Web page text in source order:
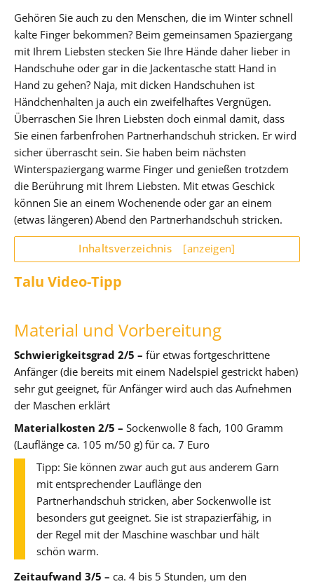
Gehören Sie auch zu den Menschen, die im Winter schnell
kalte Finger bekommen? Beim gemeinsamen Spaziergang
mit Ihrem Liebsten stecken Sie Ihre Hände daher lieber in
Handschuhe oder gar in die Jackentasche statt Hand in
Hand zu gehen? Naja, mit dicken Handschuhen ist
Händchenhalten ja auch ein zweifelhaftes Vergnügen.
Überraschen Sie Ihren Liebsten doch einmal damit, dass
Sie einen farbenfrohen Partnerhandschuh stricken. Er wird
sicher überrascht sein. Sie haben beim nächsten
Winterspaziergang warme Finger und genießen trotzdem
die Berührung mit Ihrem Liebsten. Mit etwas Geschick
können Sie an einem Wochenende oder gar an einem
(etwas längeren) Abend den Partnerhandschuh stricken.
Inhaltsverzeichnis [anzeigen]
Talu Video-Tipp
Material und Vorbereitung
Schwierigkeitsgrad 2/5 – für etwas fortgeschrittene
Anfänger (die bereits mit einem Nadelspiel gestrickt haben)
sehr gut geeignet, für Anfänger wird auch das Aufnehmen
der Maschen erklärt
Materialkosten 2/5 – Sockenwolle 8 fach, 100 Gramm
(Lauflänge ca. 105 m/50 g) für ca. 7 Euro
Tipp: Sie können zwar auch gut aus anderem Garn
mit entsprechender Lauflänge den
Partnerhandschuh stricken, aber Sockenwolle ist
besonders gut geeignet. Sie ist strapazierfähig, in
der Regel mit der Maschine waschbar und hält
schön warm.
Zeitaufwand 3/5 – ca. 4 bis 5 Stunden, um den